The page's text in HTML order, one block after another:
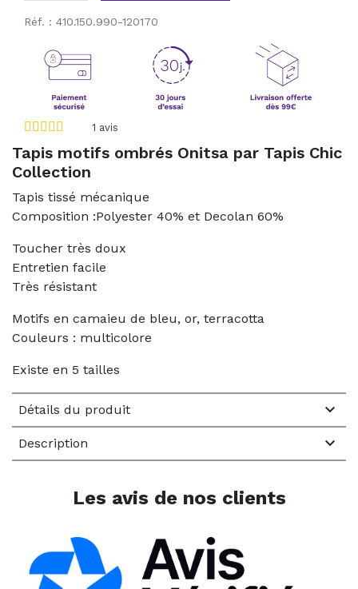
Réf. : 410.150.990-120170
1 avis
Tapis motifs ombrés Onitsa par Tapis Chic
Collection
Tapis tissé mécanique
Composition :Polyester 40% et Decolan 60%
Toucher très doux
Entretien facile
Très résistant
Motifs en camaieu de bleu, or, terracotta
Couleurs : multicolore
Existe en 5 tailles
Détails du produit 
Description 
Les avis de nos clients